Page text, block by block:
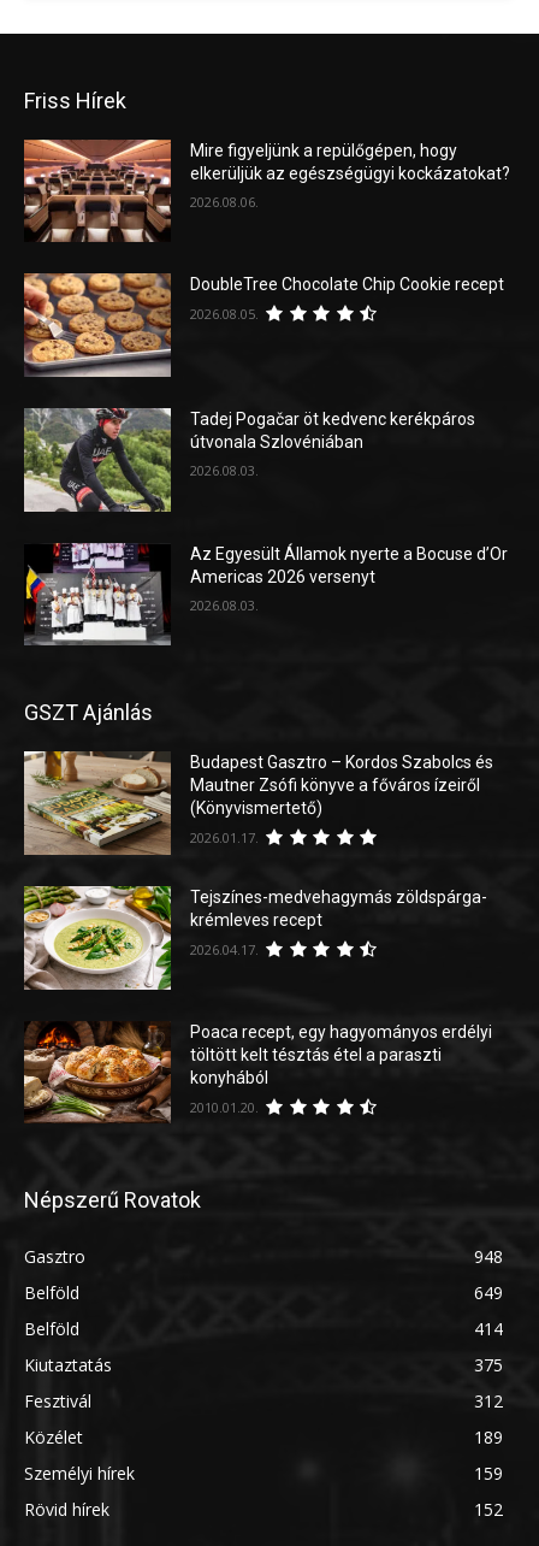
Friss Hírek
Mire figyeljünk a repülőgépen, hogy
elkerüljük az egészségügyi kockázatokat?
2026.08.06.
DoubleTree Chocolate Chip Cookie recept
2026.08.05.
Tadej Pogačar öt kedvenc kerékpáros
útvonala Szlovéniában
2026.08.03.
Az Egyesült Államok nyerte a Bocuse d’Or
Americas 2026 versenyt
2026.08.03.
GSZT Ajánlás
Budapest Gasztro – Kordos Szabolcs és
Mautner Zsófi könyve a főváros ízeiről
(Könyvismertető)
2026.01.17.
Tejszínes-medvehagymás zöldspárga-
krémleves recept
2026.04.17.
Poaca recept, egy hagyományos erdélyi
töltött kelt tésztás étel a paraszti
konyhából
2010.01.20.
Népszerű Rovatok
Gasztro
948
Belföld
649
Belföld
414
Kiutaztatás
375
Fesztivál
312
Közélet
189
Személyi hírek
159
Rövid hírek
152